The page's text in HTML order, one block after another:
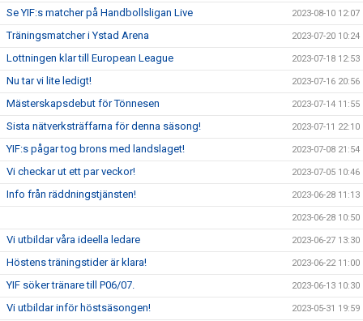
Se YIF:s matcher på Handbollsligan Live 2023-08-10 12:07
Träningsmatcher i Ystad Arena 2023-07-20 10:24
Lottningen klar till European League 2023-07-18 12:53
Nu tar vi lite ledigt! 2023-07-16 20:56
Mästerskapsdebut för Tönnesen 2023-07-14 11:55
Sista nätverksträffarna för denna säsong! 2023-07-11 22:10
YIF:s pågar tog brons med landslaget! 2023-07-08 21:54
Vi checkar ut ett par veckor! 2023-07-05 10:46
Info från räddningstjänsten! 2023-06-28 11:13
2023-06-28 10:50
Vi utbildar våra ideella ledare 2023-06-27 13:30
Höstens träningstider är klara! 2023-06-22 11:00
YIF söker tränare till P06/07. 2023-06-13 10:30
Vi utbildar inför höstsäsongen! 2023-05-31 19:59